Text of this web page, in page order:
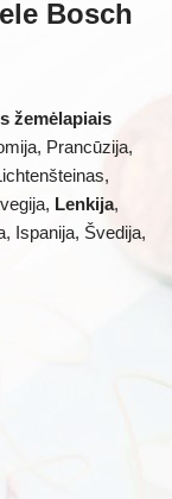
Bosch
žemėlapiais
Prancūzija,
Lenkija,
Ispanija, Švedija,